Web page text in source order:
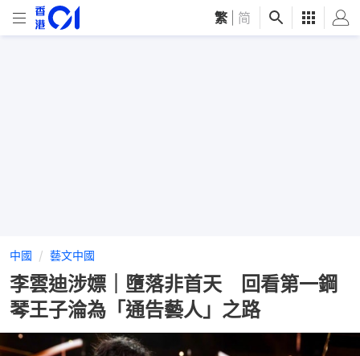
繁 简
中國 藝文中國
李雲迪涉嫖｜墮落非首天 回看第一鋼
琴王子淪為「通告藝人」之路